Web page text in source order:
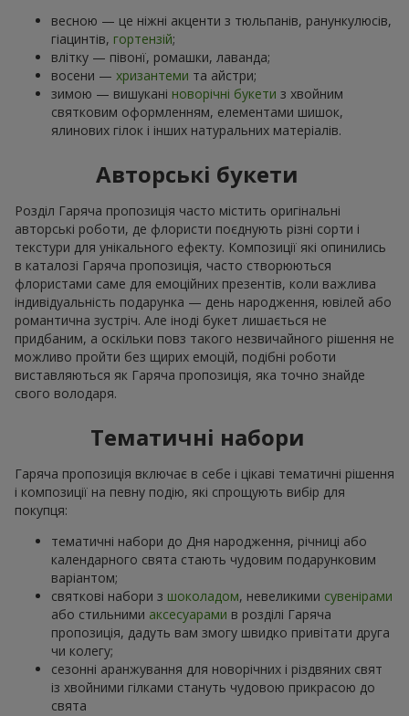
весною — це ніжні акценти з тюльпанів, ранункулюсів,
гіацинтів, гортензій;
влітку — півонї, ромашки, лаванда;
восени — хризантеми та айстри;
зимою — вишукані новорічні букети з хвойним
святковим оформленням, елементами шишок,
ялинових гілок і інших натуральних матеріалів.
Авторські букети
Розділ Гаряча пропозиція часто містить оригінальні
авторські роботи, де флористи поєднують різні сорти і
текстури для унікального ефекту. Композиції які опинились
в каталозі Гаряча пропозиція, часто створюються
флористами саме для емоційних презентів, коли важлива
індивідуальність подарунка — день народження, ювілей або
романтична зустріч. Але іноді букет лишається не
придбаним, а оскільки повз такого незвичайного рішення не
можливо пройти без щирих емоцій, подібні роботи
виставляються як Гаряча пропозиція, яка точно знайде
свого володаря.
Тематичні набори
Гаряча пропозиція включає в себе і цікаві тематичні рішення
і композиції на певну подію, які спрощують вибір для
покупця:
тематичні набори до Дня народження, річниці або
календарного свята стають чудовим подарунковим
варіантом;
святкові набори з шоколадом, невеликими сувенірами
або стильними аксесуарами в розділі Гаряча
пропозиція, дадуть вам змогу швидко привітати друга
чи колегу;
сезонні аранжування для новорічних і різдвяних свят
із хвойними гілками стануть чудовою прикрасою до
свята